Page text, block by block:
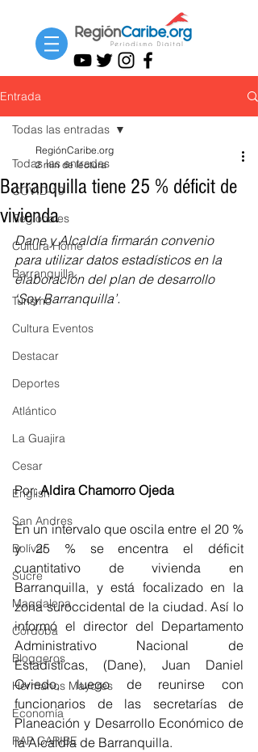
Entrada
Todas las entradas
COVID-19
Regionales
Cultura Home
Barranquilla
Turismo
Cultura Eventos
Destacar
Deportes
Atlántico
La Guajira
Cesar
English
San Andres
Bolívar
Sucre
Magdalena
Córdoba
Bloggeros
Hermanos Mayores
Economía
RAP CARIBE
Todas las entradas
Barranquilla tiene 25 % déficit de
vivienda
RegiónCaribe.org
2 min de lectura
Dane y Alcaldía firmarán convenio
para utilizar datos estadísticos en la
elaboración del plan de desarrollo
‘Soy Barranquilla’.
Por: Aldira Chamorro Ojeda
En un intervalo que oscila entre el 20 %
y 25 % se encentra el déficit
cuantitativo de vivienda en
Barranquilla, y está focalizado en la
zona suroccidental de la ciudad. Así lo
informó el director del Departamento
Administrativo Nacional de
Estadísticas, (Dane), Juan Daniel
Oviedo, luego de reunirse con
funcionarios de las secretarías de
Planeación y Desarrollo Económico de
la Alcaldía de Barranquilla.